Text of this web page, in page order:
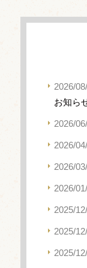
2026/
お知ら
2026/
2026/
2026/
2026/
2025/
2025/
2025/